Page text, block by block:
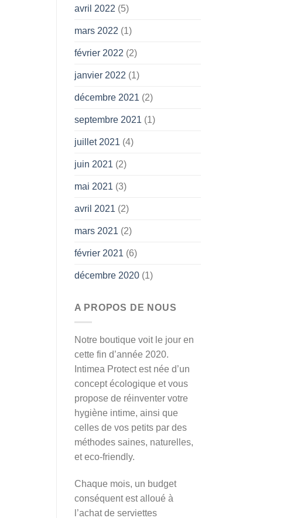
avril 2022 (5)
mars 2022 (1)
février 2022 (2)
janvier 2022 (1)
décembre 2021 (2)
septembre 2021 (1)
juillet 2021 (4)
juin 2021 (2)
mai 2021 (3)
avril 2021 (2)
mars 2021 (2)
février 2021 (6)
décembre 2020(1)
A PROPOS DE NOUS
Notre boutique voit le jour en
cette fin d’année 2020.
Intimea Protect est née d’un
concept écologique et vous
propose de réinventer votre
hygiène intime, ainsi que
celles de vos petits par des
méthodes saines, naturelles,
et eco-friendly.
Chaque mois, un budget
conséquent est alloué à
l’achat de serviettes